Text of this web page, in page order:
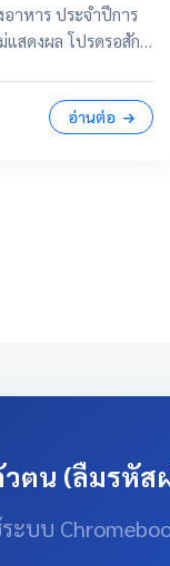
าหาร ประจำปีการ
อ่านต่อ
ตน (ลืมรหัส
ะบบ